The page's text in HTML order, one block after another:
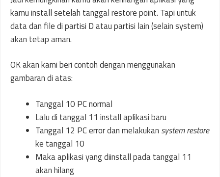
kamu install setelah tanggal restore point. Tapi untuk
data dan file di partisi D atau partisi lain (selain system)
akan tetap aman.
OK akan kami beri contoh dengan menggunakan
gambaran di atas:
Tanggal 10 PC normal
Lalu di tanggal 11 install aplikasi baru
Tanggal 12 PC error dan melakukan system restore
ke tanggal 10
Maka aplikasi yang diinstall pada tanggal 11
akan hilang